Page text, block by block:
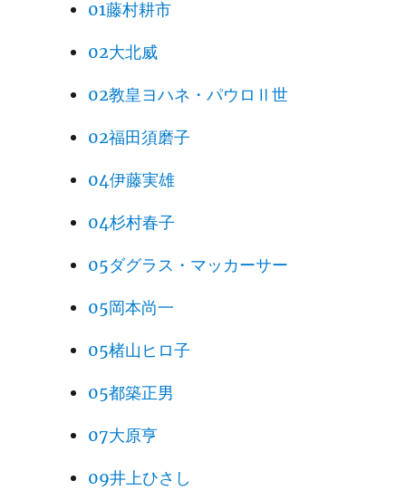
01藤村耕市
02大北威
02教皇ヨハネ・パウロⅡ世
02福田須磨子
04伊藤実雄
04杉村春子
05ダグラス・マッカーサー
05岡本尚一
05楮山ヒロ子
05都築正男
07大原亨
09井上ひさし